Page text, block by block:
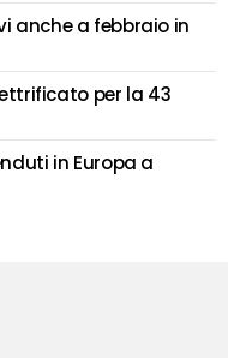
anche a febbraio in
per la 43
in Europa a